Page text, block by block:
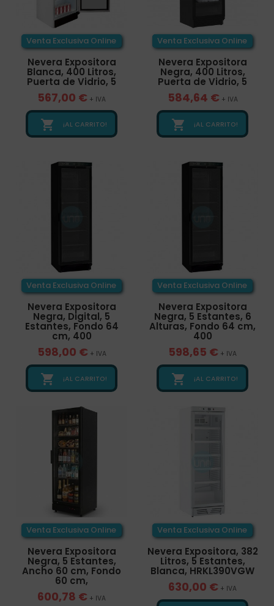
Venta Exclusiva Online
Nevera Expositora
Blanca, 400 Litros,
Puerta de Vidrio, 5
567,00 € + IVA
 ¡AL CARRITO!
Venta Exclusiva Online
Nevera Expositora
Negra, 400 Litros,
Puerta de Vidrio, 5
584,64 € + IVA
 ¡AL CARRITO!
Venta Exclusiva Online
Nevera Expositora
Negra, Digital, 5
Estantes, Fondo 64
cm, 400
598,00 € + IVA
 ¡AL CARRITO!
Venta Exclusiva Online
Nevera Expositora
Negra, 5 Estantes, 6
Alturas, Fondo 64 cm,
400
598,65 € + IVA
 ¡AL CARRITO!
Venta Exclusiva Online
Nevera Expositora
Negra, 5 Estantes,
Ancho 60 cm, Fondo
60 cm,
600,78 € + IVA
Venta Exclusiva Online
Nevera Expositora, 382
Litros, 5 Estantes,
Blanca, HRKL390VGW
630,00 € + IVA